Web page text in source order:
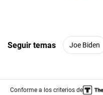
Seguir temas Joe Biden
Conforme a los criterios de